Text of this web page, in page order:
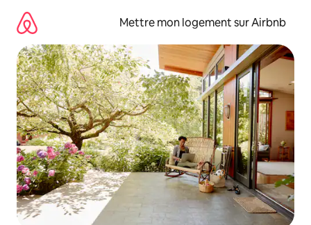
directement
contenu
Mettre mon logement sur Airbnb